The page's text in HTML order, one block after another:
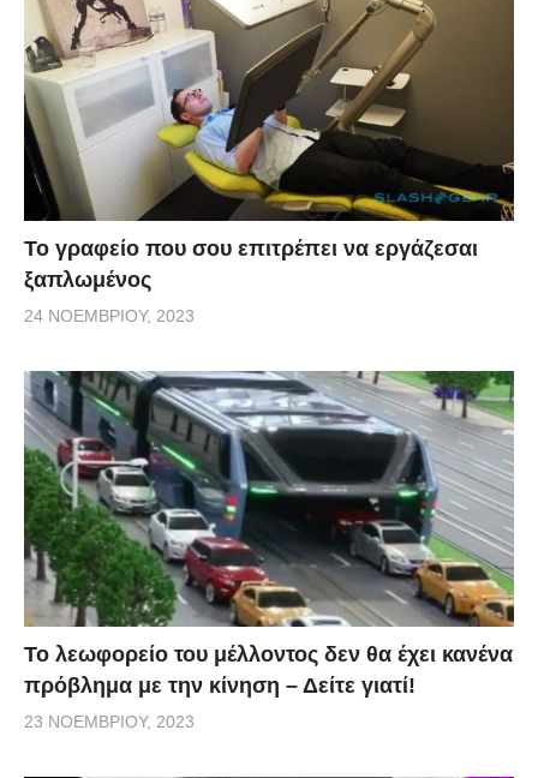
Το γραφείο που σου επιτρέπει να εργάζεσαι
ξαπλωμένος
24 ΝΟΕΜΒΡΊΟΥ, 2023
Το λεωφορείο του μέλλοντος δεν θα έχει κανένα
πρόβλημα με την κίνηση – Δείτε γιατί!
23 ΝΟΕΜΒΡΊΟΥ, 2023